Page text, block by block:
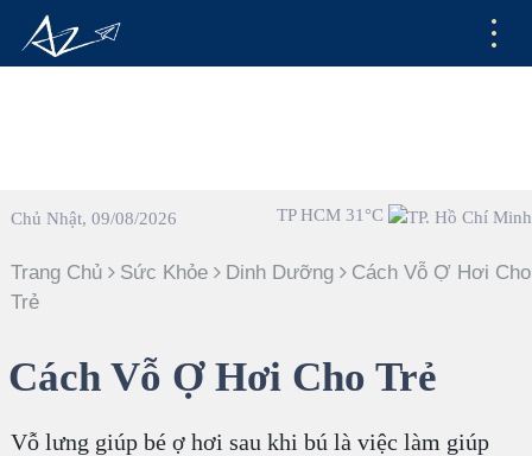
Chủ Nhật, 09/08/2026 TP HCM 31°C
Trang Chủ Sức Khỏe Dinh Dưỡng
Cách Vỗ Ợ Hơi Cho
Trẻ
Cách Vỗ Ợ Hơi Cho Trẻ
Vỗ lưng giúp bé ợ hơi sau khi bú là việc làm giúp